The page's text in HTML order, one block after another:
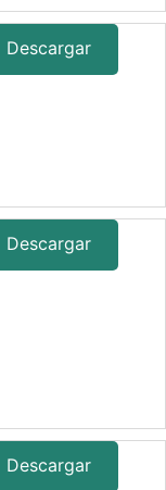
Descargar
Descargar
Descargar